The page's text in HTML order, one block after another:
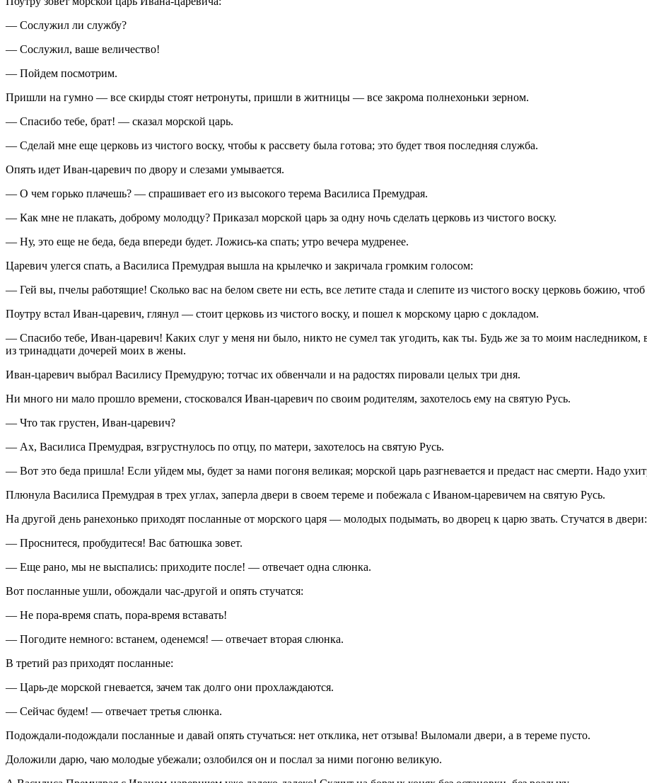
— Сослужил ли службу?
— Сослужил, ваше величество!
— Пойдем посмотрим.
Пришли на гумно — все скирды стоят нетронуты, пришли в житницы — все закрома полнехоньки зерном.
— Спасибо тебе, брат! — сказал морской царь.
— Сделай мне еще церковь из чистого воску, чтобы к рассвету была готова; это будет твоя последняя служба.
Опять идет Иван-царевич по двору и слезами умывается.
— О чем горько плачешь? — спрашивает его из высокого терема Василиса Премудрая.
— Как мне не плакать, доброму молодцу? Приказал морской царь за одну ночь сделать церковь из чистого воску.
— Ну, это еще не беда, беда впереди будет. Ложись-ка спать; утро вечера мудренее.
Царевич улегся спать, а Василиса Премудрая вышла на крылечко и закричала громким голосом:
— Гей вы, пчелы работящие! Сколько вас на белом свете ни есть, все летите стада и слепите из чистого воску церковь божию,
Поутру встал Иван-царевич, глянул — стоит церковь из чистого воску, и пошел к морскому царю с докладом.
— Спасибо тебе, Иван-царевич! Каких слуг у меня ни было, никто не сумел так угодить, как ты. Будь же за то моим наследником,
из тринадцати дочерей моих в жены.
Иван-царевич выбрал Василису Премудрую; тотчас их обвенчали и на радостях пировали целых три дня.
Ни много ни мало прошло времени, стосковался Иван-царевич по своим родителям, захотелось ему на святую Русь.
— Что так грустен, Иван-царевич?
— Ах, Василиса Премудрая, взгрустнулось по отцу, по матери, захотелось на святую Русь.
— Вот это беда пришла! Если уйдем мы, будет за нами погоня великая; морской царь разгневается и предаст нас смерти. Надо
Плюнула Василиса Премудрая в трех углах, заперла двери в своем тереме и побежала с Иваном-царевичем на святую Русь.
На другой день ранехонько приходят посланные от морского царя — молодых подымать, во дворец к царю звать. Стучатся в двери:
— Проснитеся, пробудитеся! Вас батюшка зовет.
— Еще рано, мы не выспались: приходите после! — отвечает одна слюнка.
Вот посланные ушли, обождали час-другой и опять стучатся:
— Не пора-время спать, пора-время вставать!
— Погодите немного: встанем, оденемся! — отвечает вторая слюнка.
В третий раз приходят посланные:
— Царь-де морской гневается, зачем так долго они прохлаждаются.
— Сейчас будем! — отвечает третья слюнка.
Подождали-подождали посланные и давай опять стучаться: нет отклика, нет отзыва! Выломали двери, а в тереме пусто.
Доложили дарю, чаю молодые убежали; озлобился он и послал за ними погоню великую.